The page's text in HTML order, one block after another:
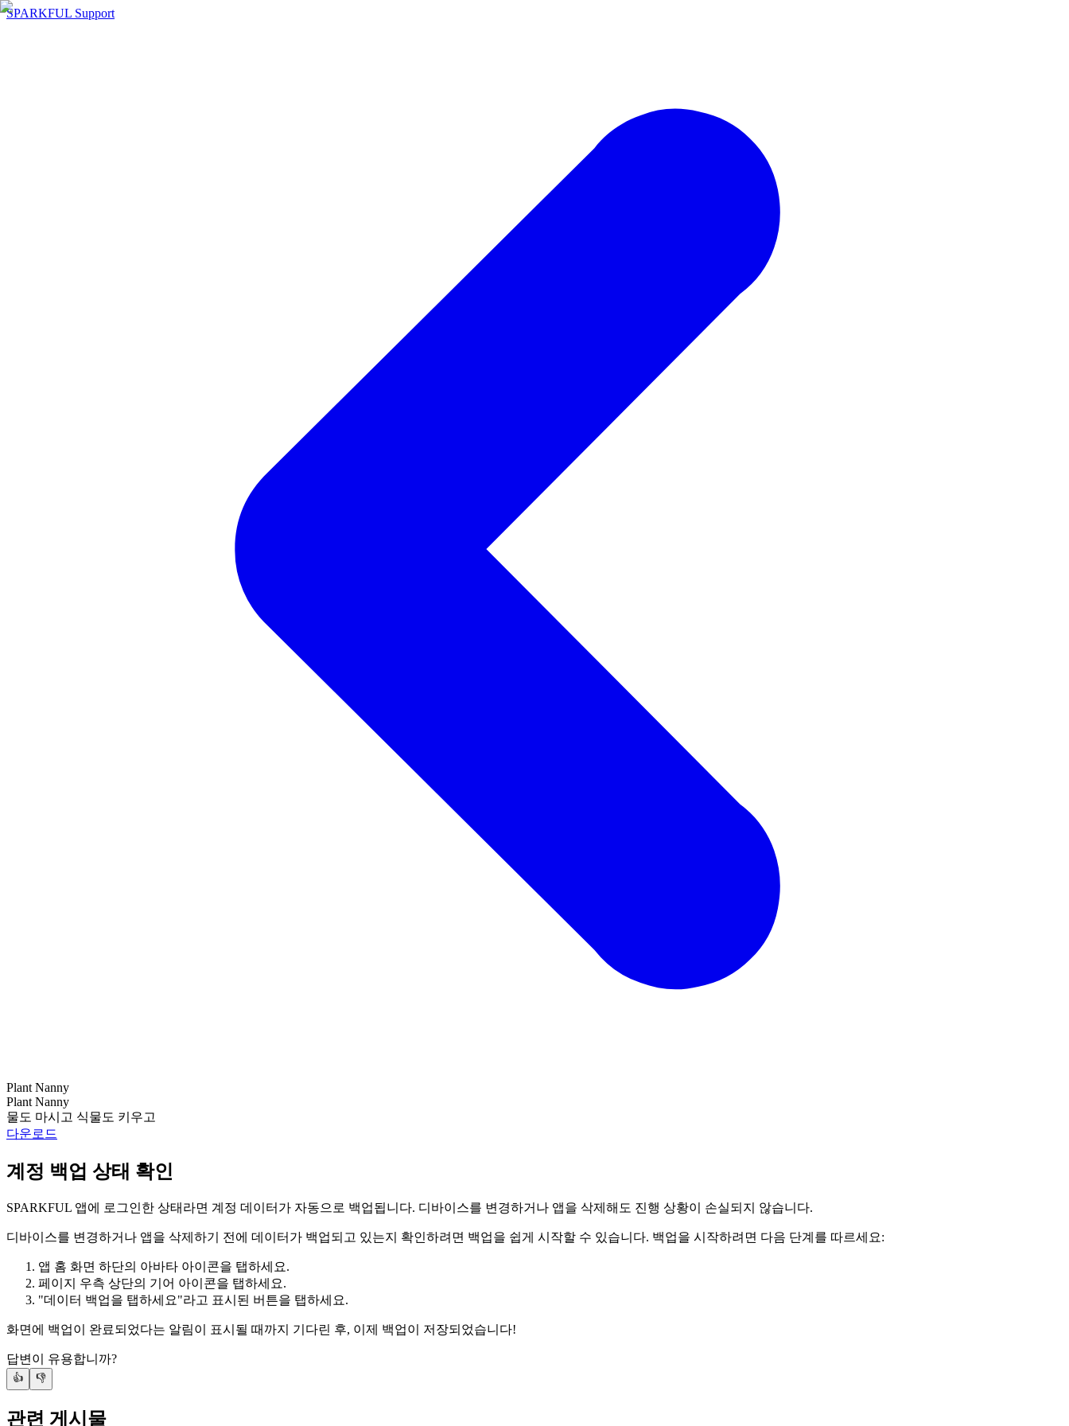
SPARKFUL Support
Plant Nanny
Plant Nanny
물도 마시고 식물도 키우고
다운로드
계정 백업 상태 확인
SPARKFUL 앱에 로그인한 상태라면 계정 데이터가 자동으로 백업됩니다. 디바이스를 변경하거나 앱을 삭제해도 진행 상황이 손실되지 않습니다.
디바이스를 변경하거나 앱을 삭제하기 전에 데이터가 백업되고 있는지 확인하려면 백업을 쉽게 시작할 수 있습니다. 백업을 시작하려면 다음 단계를 따르세요:
앱 홈 화면 하단의 아바타 아이콘을 탭하세요.
페이지 우측 상단의 기어 아이콘을 탭하세요.
"데이터 백업을 탭하세요"라고 표시된 버튼을 탭하세요.
화면에 백업이 완료되었다는 알림이 표시될 때까지 기다린 후, 이제 백업이 저장되었습니다!
답변이 유용합니까?
👍 👎
관련 게시물